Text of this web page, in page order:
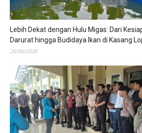
Lebih Dekat dengan Hulu Migas: Dari
Darurat hingga Budidaya Ikan di Kasang
26/06/2026